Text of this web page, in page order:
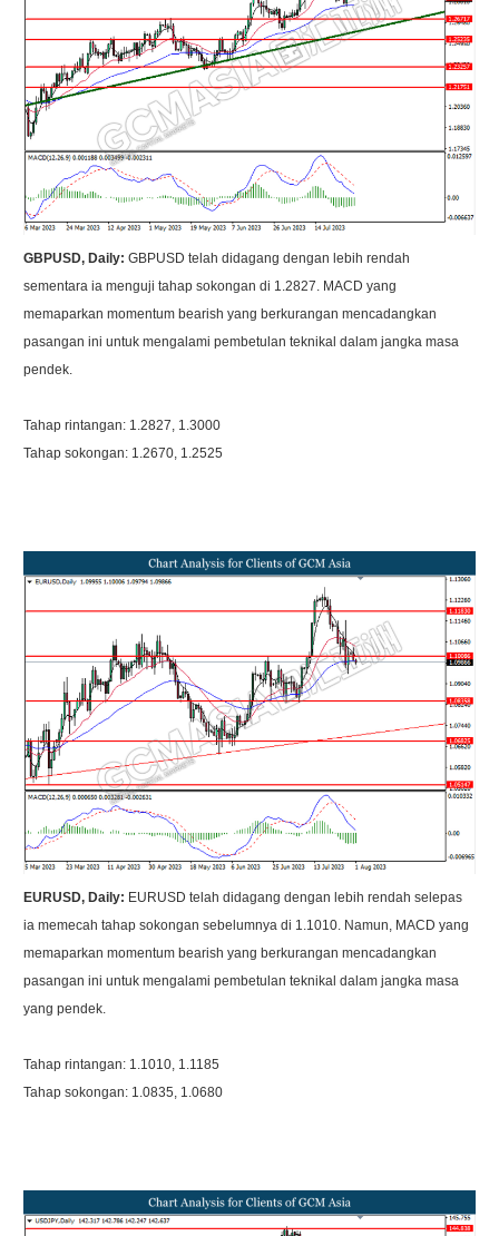
GBPUSD, Daily:GBPUSD telah didagang dengan lebih rendah
sementara ia menguji tahap sokongan di 1.2827. MACD yang
memaparkan momentum bearish yang berkurangan mencadangkan
pasangan ini untuk mengalami pembetulan teknikal dalam jangka masa
pendek.
Tahap rintangan: 1.2827, 1.3000
Tahap sokongan: 1.2670, 1.2525
EURUSD, Daily: EURUSD telah didagang dengan lebih rendah selepas
ia memecah tahap sokongan sebelumnya di 1.1010. Namun, MACD yang
memaparkan momentum bearish yang berkurangan mencadangkan
pasangan ini untuk mengalami pembetulan teknikal dalam jangka masa
yang pendek.
Tahap rintangan: 1.1010, 1.1185
Tahap sokongan: 1.0835, 1.0680